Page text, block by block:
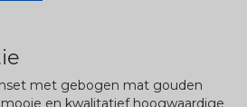
met gebogen mat gouden
en kwalitatief hoogwaardige